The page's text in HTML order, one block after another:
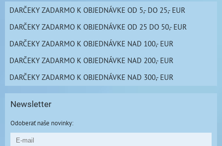
DARČEKY ZADARMO K OBJEDNÁVKE OD 5,- DO 25,- EUR
DARČEKY ZADARMO K OBJEDNÁVKE OD 25 DO 50,- EUR
DARČEKY ZADARMO K OBJEDNÁVKE NAD 100,- EUR
DARČEKY ZADARMO K OBJEDNÁVKE NAD 200,- EUR
DARČEKY ZADARMO K OBJEDNÁVKE NAD 300,- EUR
Newsletter
Odoberať naše novinky: